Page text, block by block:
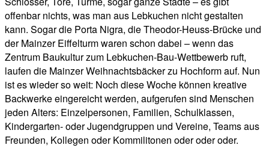
offenbar nichts, was man aus Lebkuchen nicht gestalten
kann. Sogar die Porta Nigra, die Theodor-Heuss-Brücke und
der Mainzer Eiffelturm waren schon dabei – wenn das
Zentrum Baukultur zum Lebkuchen-Bau-Wettbewerb ruft,
laufen die Mainzer Weihnachtsbäcker zu Hochform auf. Nun
ist es wieder so weit: Noch diese Woche können kreative
Backwerke eingereicht werden, aufgerufen sind Menschen
jeden Alters: Einzelpersonen, Familien, Schulklassen,
Kindergarten- oder Jugendgruppen und Vereine, Teams aus
Freunden, Kollegen oder Kommilitonen oder oder oder.